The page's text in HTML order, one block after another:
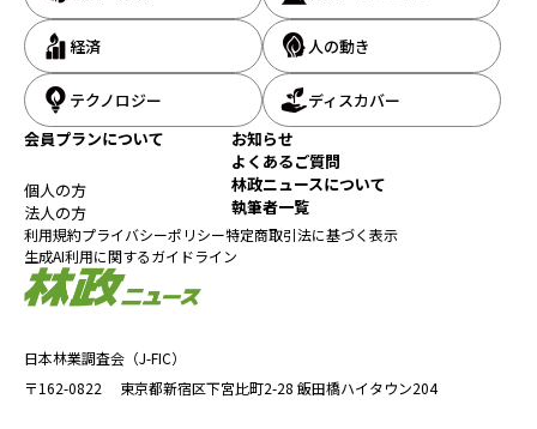
日本林業調査会（J-FIC）
〒162-0822
東京都新宿区下宮比町2-28 飯田橋ハイタウン204
経済 人の動き
テクノロジー
ディスカバー
会員プランについて
個人の方
法人の方
お知らせ
よくあるご質問
林政ニュースについて
執筆者一覧
利用規約プライバシーポリシー特定商取引法に基づく表示
生成AI利用に関するガイドライン